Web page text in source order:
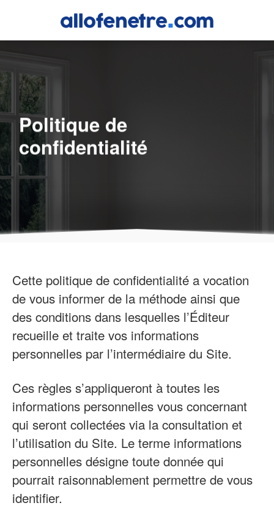
Politique de
confidentialité
Cette politique de confidentialité a vocation
de vous informer de la méthode ainsi que
des conditions dans lesquelles l’Éditeur
recueille et traite vos informations
personnelles par l’intermédiaire du Site.
Ces règles s’appliqueront à toutes les
informations personnelles vous concernant
qui seront collectées via la consultation et
l’utilisation du Site. Le terme informations
personnelles désigne toute donnée qui
pourrait raisonnablement permettre de vous
identifier.